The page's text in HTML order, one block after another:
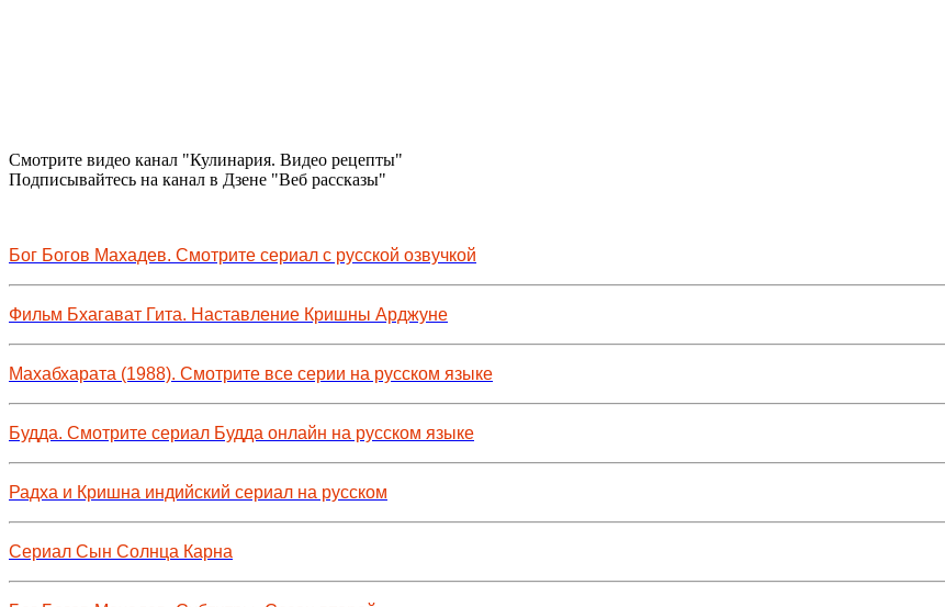
Смотрите видео канал "Кулинария. Видео рецепты"
Подписывайтесь на канал в Дзене "Веб рассказы"
Бог Богов Махадев. Смотрите сериал с русской озвучкой
Фильм Бхагават Гита. Наставление Кришны Арджуне
Махабхарата (1988). Смотрите все серии на русском языке
Будда. Смотрите сериал Будда онлайн на русском языке
Радха и Кришна индийский сериал на русском
Сериал Сын Солнца Карна